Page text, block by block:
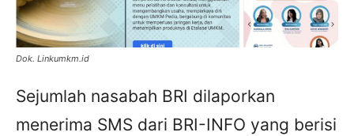
Dok. Linkumkm.id
Sejumlah nasabah BRI dilaporkan
menerima SMS dari BRI-INFO yang berisi